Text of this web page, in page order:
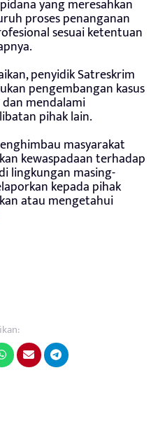
yang meresahkan
proses penanganan
sesuai ketentuan
penyidik Satreskrim
pengembangan kasus
mendalami
pihak lain.
masyarakat
kewaspadaan terhadap
lingkungan masing-
kepada pihak
atau mengetahui